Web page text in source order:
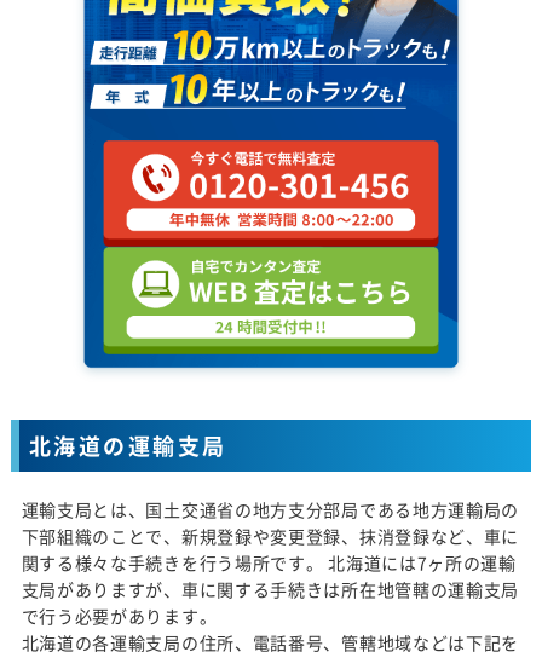
北海道の運輸支局
運輸支局とは、国土交通省の地方支分部局である地方運輸局の
下部組織のことで、新規登録や変更登録、抹消登録など、車に
関する様々な手続きを行う場所です。 北海道には7ヶ所の運輸
支局がありますが、車に関する手続きは所在地管轄の運輸支局
で行う必要があります。
北海道の各運輸支局の住所、電話番号、管轄地域などは下記を